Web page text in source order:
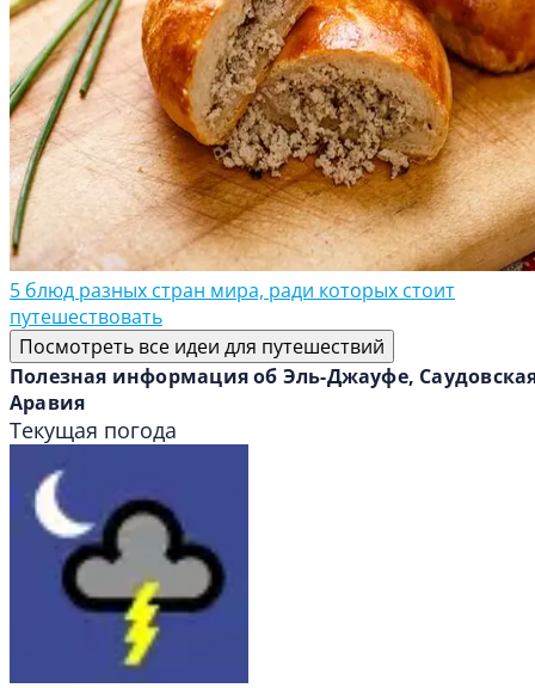
5 блюд разных стран мира, ради которых стоит
путешествовать
Посмотреть все идеи для путешествий
Полезная информация об Эль-Джауфе,
Аравия
Текущая погода